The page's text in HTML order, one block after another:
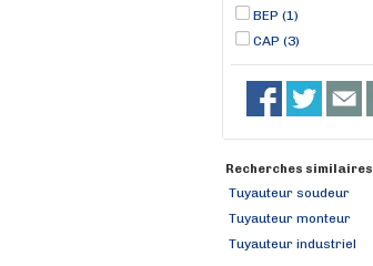
BEP (1)
CAP (3)
Recherches similaires
Tuyauteur soudeur
Tuyauteur monteur
Tuyauteur industriel